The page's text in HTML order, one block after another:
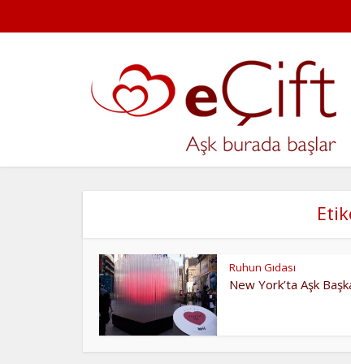
Ruhun Gıdası
New York’ta Aşk